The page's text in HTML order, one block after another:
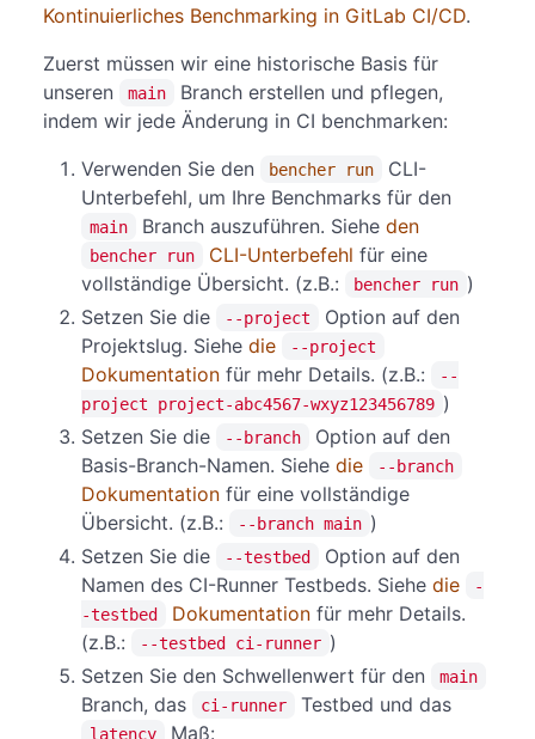
Kontinuierliches Benchmarking in GitLab CI/CD.
Zuerst müssen wir eine historische Basis für
unseren
main
Branch erstellen und pflegen,
indem wir jede Änderung in CI benchmarken:
Verwenden Sie den
bencher run
CLI-
Unterbefehl, um Ihre Benchmarks für den
main Branch auszuführen. Siehe den
bencher run CLI-Unterbefehl für eine
vollständige Übersicht. (z.B.:
bencher run )
Setzen Sie die
--project
Option auf den
Projektslug. Siehe die --project
Dokumentation für mehr Details. (z.B.:
--
project project-abc4567-wxyz123456789 )
Setzen Sie die
--branch
Option auf den
Basis-Branch-Namen. Siehe die --branch
Dokumentation für eine vollständige
Übersicht. (z.B.:
--branch main )
Setzen Sie die
--testbed
Option auf den
Namen des CI-Runner Testbeds. Siehe die
-
-testbed
Dokumentation für mehr Details.
(z.B.:
--testbed ci-runner )
Setzen Sie den Schwellenwert für den
main
Branch, das ci-runner Testbed und das
latency
Maß: